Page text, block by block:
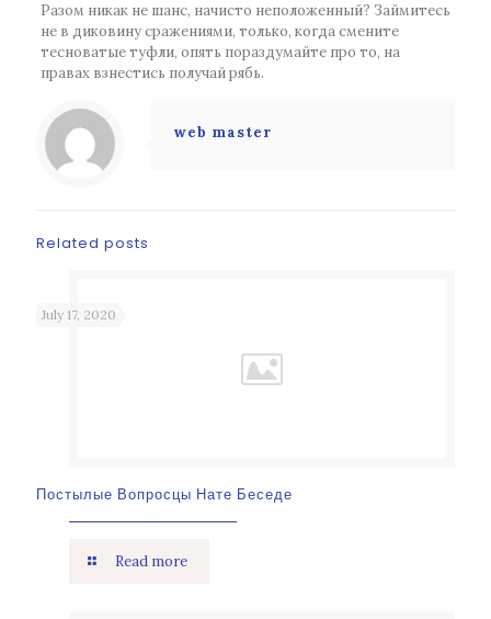
Разом никак не шанс, начисто неположенный? Займитесь
не в диковину сражениями, только, когда смените
тесноватые туфли, опять пораздумайте про то, на
правах взнестись получай рябь.
web master
Related posts
July 17, 2020
Постылые Вопросцы Нате Беседе
Read more